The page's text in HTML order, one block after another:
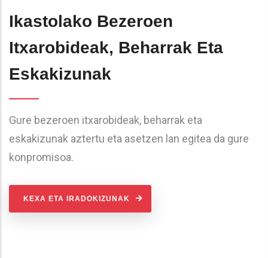
Ikastolako Bezeroen
Itxarobideak, Beharrak Eta
Eskakizunak
Gure bezeroen itxarobideak, beharrak eta
eskakizunak aztertu eta asetzen lan egitea da gure
konpromisoa.
KEXA ETA IRADOKIZUNAK